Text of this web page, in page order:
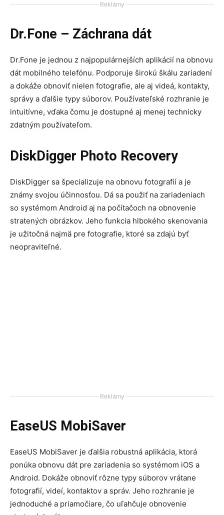
Reklamy
Dr.Fone – Záchrana dát
Dr.Fone je jednou z najpopulárnejších aplikácií na obnovu
dát mobilného telefónu. Podporuje širokú škálu zariadení
a dokáže obnoviť nielen fotografie, ale aj videá, kontakty,
správy a ďalšie typy súborov. Používateľské rozhranie je
intuitívne, vďaka čomu je dostupné aj menej technicky
zdatným používateľom.
DiskDigger Photo Recovery
DiskDigger sa špecializuje na obnovu fotografií a je
známy svojou účinnosťou. Dá sa použiť na zariadeniach
so systémom Android aj na počítačoch na obnovenie
stratených obrázkov. Jeho funkcia hlbokého skenovania
je užitočná najmä pre fotografie, ktoré sa zdajú byť
neopraviteľné.
Reklamy
EaseUS MobiSaver
EaseUS MobiSaver je ďalšia robustná aplikácia, ktorá
ponúka obnovu dát pre zariadenia so systémom iOS a
Android. Dokáže obnoviť rôzne typy súborov vrátane
fotografií, videí, kontaktov a správ. Jeho rozhranie je
jednoduché a priamočiare, čo uľahčuje obnovenie